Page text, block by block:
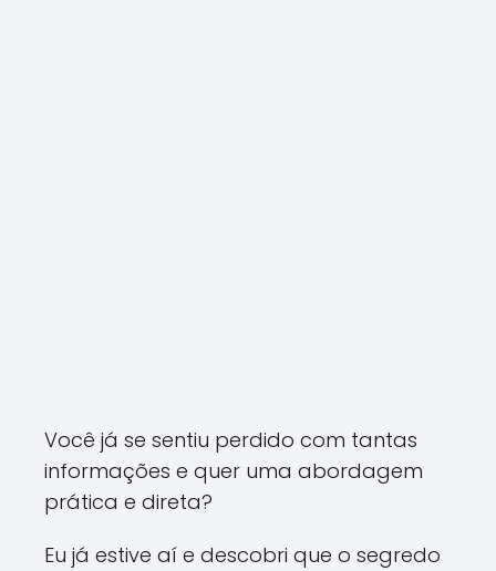
Você já se sentiu perdido com tantas
informações e quer uma abordagem
prática e direta?
Eu já estive aí e descobri que o segredo